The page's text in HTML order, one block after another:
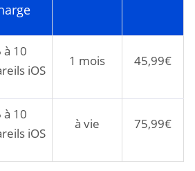
à 10
iOS
1 mois 45,99€
à 10
iOS
à vie 75,99€